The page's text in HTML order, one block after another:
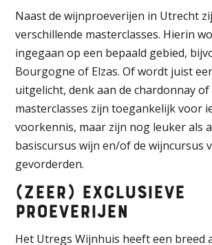
Naast de wijnproeverijen in Utrecht
verschillende masterclasses. Hierin
ingegaan op een bepaald gebied,
Bourgogne of Elzas. Of wordt juist
uitgelicht, denk aan de chardonnay
masterclasses zijn toegankelijk voor
voorkennis, maar zijn nog leuker als
basiscursus wijn en/of de wijncursus
gevorderden.
(Zeer) exclusieve
proeverijen
Het Utregs Wijnhuis heeft een breed